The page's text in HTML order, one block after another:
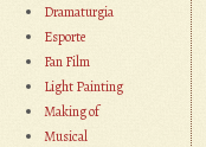
Dramaturgia
Esporte
Fan Film
Light Painting
Making of
Musical